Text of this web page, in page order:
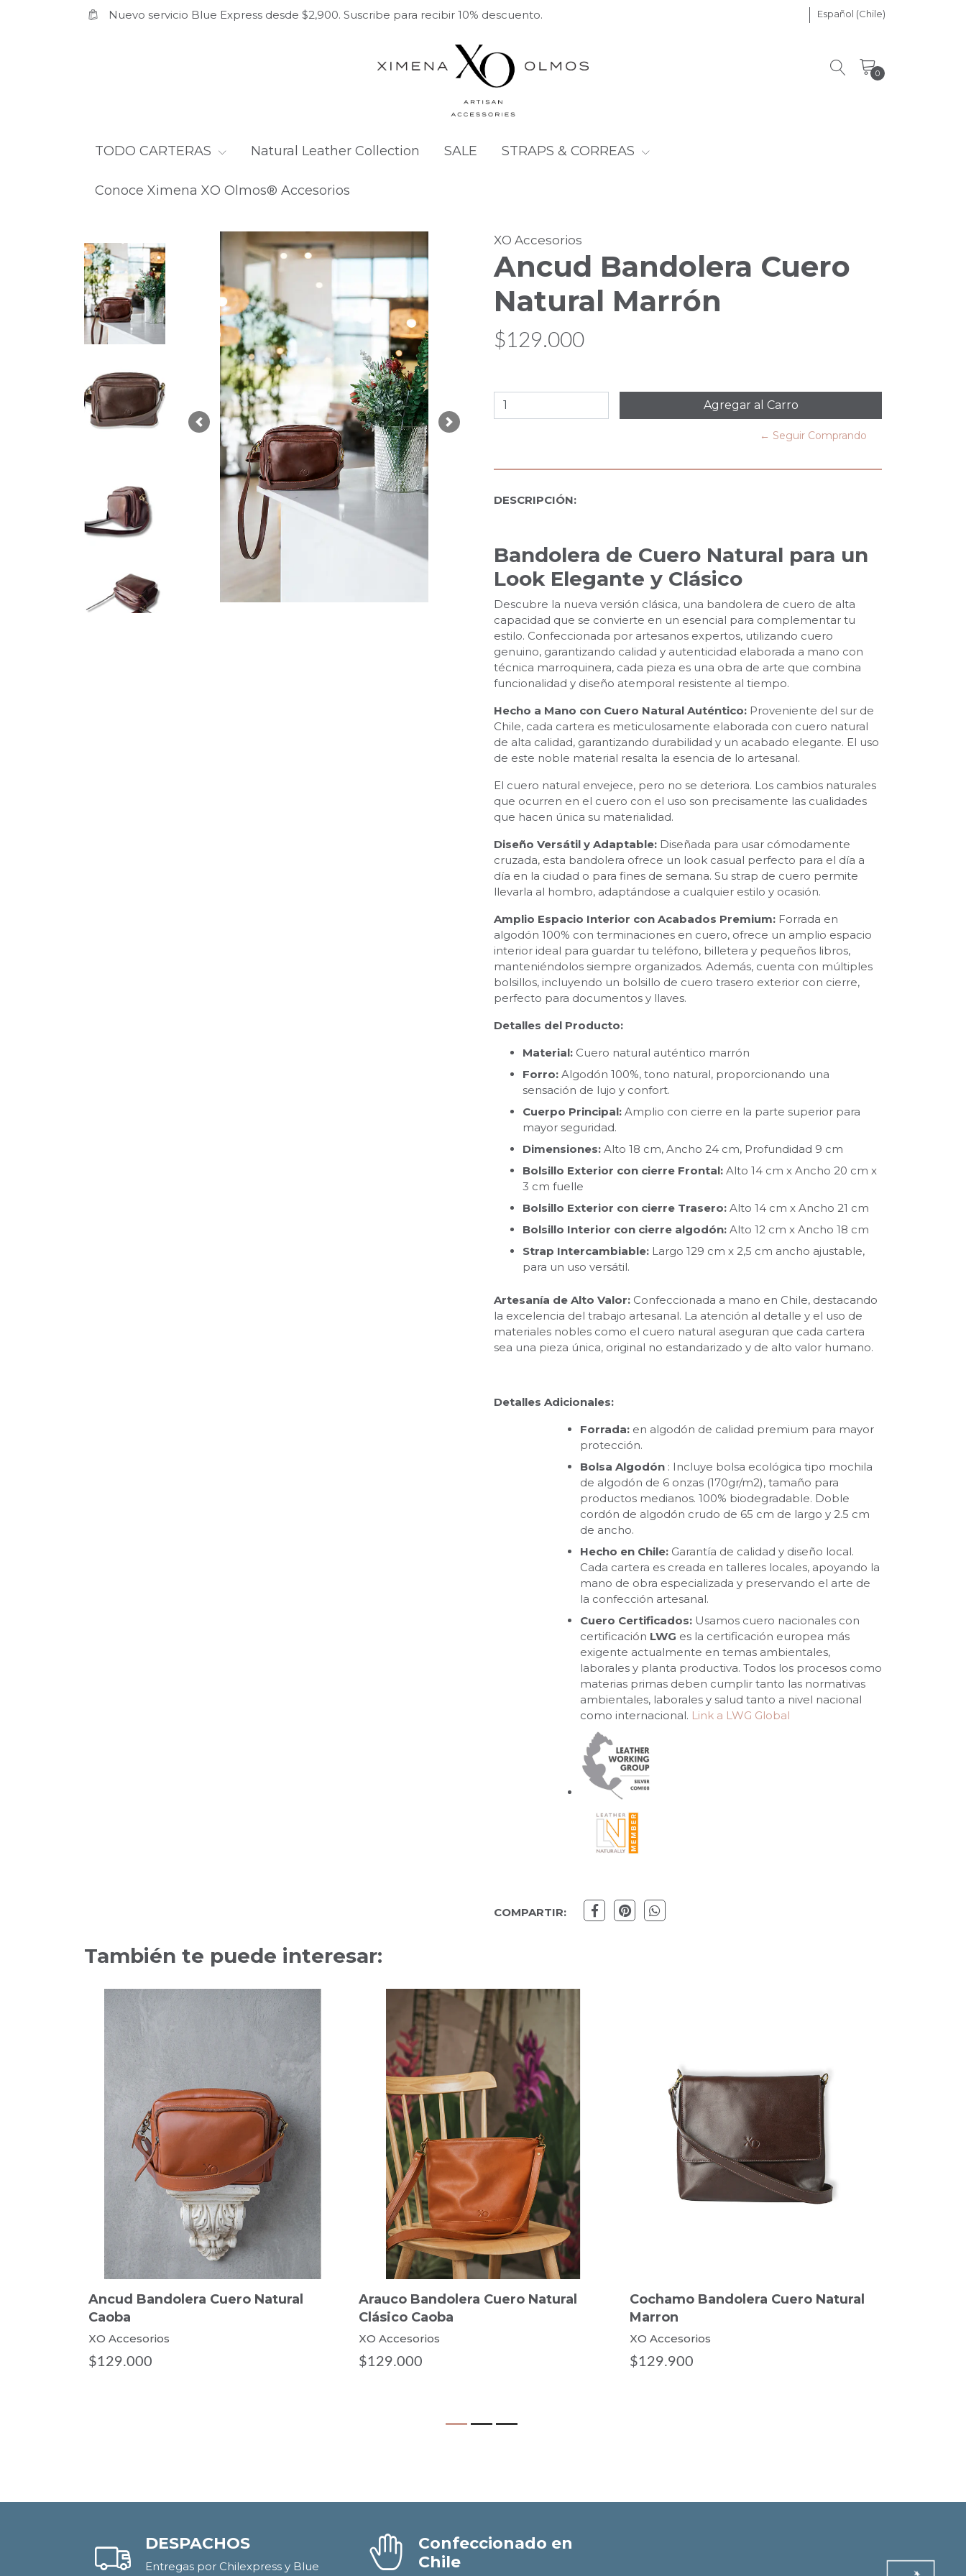
Nuevo servicio Blue Express desde $2,900. Suscribe para recibir 10% descuento. Español (Chile)
0
TODO CARTERAS Natural Leather Collection SALE STRAPS & CORREAS
Conoce Ximena XO Olmos® Accesorios
Previous Next
XO Accesorios
Ancud Bandolera Cuero
Natural Marrón
$129.000
← Seguir Comprando
DESCRIPCIÓN:
Bandolera de Cuero Natural para un
Look Elegante y Clásico
Descubre la nueva versión clásica, una bandolera de cuero de alta
capacidad que se convierte en un esencial para complementar tu
estilo. Confeccionada por artesanos expertos, utilizando cuero
genuino, garantizando calidad y autenticidad elaborada a mano con
técnica marroquinera, cada pieza es una obra de arte que combina
funcionalidad y diseño atemporal resistente al tiempo.
Hecho a Mano con Cuero Natural Auténtico: Proveniente del sur de
Chile, cada cartera es meticulosamente elaborada con cuero natural
de alta calidad, garantizando durabilidad y un acabado elegante. El uso
de este noble material resalta la esencia de lo artesanal.
El cuero natural envejece, pero no se deteriora. Los cambios naturales
que ocurren en el cuero con el uso son precisamente las cualidades
que hacen única su materialidad.
Diseño Versátil y Adaptable: Diseñada para usar cómodamente
cruzada, esta bandolera ofrece un look casual perfecto para el día a
día en la ciudad o para fines de semana. Su strap de cuero permite
llevarla al hombro, adaptándose a cualquier estilo y ocasión.
Amplio Espacio Interior con Acabados Premium: Forrada en
algodón 100% con terminaciones en cuero, ofrece un amplio espacio
interior ideal para guardar tu teléfono, billetera y pequeños libros,
manteniéndolos siempre organizados. Además, cuenta con múltiples
bolsillos, incluyendo un bolsillo de cuero trasero exterior con cierre,
perfecto para documentos y llaves.
Detalles del Producto:
Material: Cuero natural auténtico marrón
Forro: Algodón 100%, tono natural, proporcionando una
sensación de lujo y confort.
Cuerpo Principal: Amplio con cierre en la parte superior para
mayor seguridad.
Dimensiones: Alto 18 cm, Ancho 24 cm, Profundidad 9 cm
Bolsillo Exterior con cierre Frontal: Alto 14 cm x Ancho 20 cm x
3 cm fuelle
Bolsillo Exterior con cierre Trasero: Alto 14 cm x Ancho 21 cm
Bolsillo Interior con cierre algodón: Alto 12 cm x Ancho 18 cm
Strap Intercambiable: Largo 129 cm x 2,5 cm ancho ajustable,
para un uso versátil.
Artesanía de Alto Valor: Confeccionada a mano en Chile, destacando
la excelencia del trabajo artesanal. La atención al detalle y el uso de
materiales nobles como el cuero natural aseguran que cada cartera
sea una pieza única, original no estandarizado y de alto valor humano.
Detalles Adicionales:
Forrada: en algodón de calidad premium para mayor
protección.
Bolsa Algodón : Incluye bolsa ecológica tipo mochila
de algodón de 6 onzas (170gr/m2), tamaño para
productos medianos. 100% biodegradable. Doble
cordón de algodón crudo de 65 cm de largo y 2.5 cm
de ancho.
Hecho en Chile: Garantía de calidad y diseño local.
Cada cartera es creada en talleres locales, apoyando la
mano de obra especializada y preservando el arte de
la confección artesanal.
Cuero Certificados: Usamos cuero nacionales con
certificación LWG es la certificación europea más
exigente actualmente en temas ambientales,
laborales y planta productiva. Todos los procesos como
materias primas deben cumplir tanto las normativas
ambientales, laborales y salud tanto a nivel nacional
como internacional. Link a LWG Global
COMPARTIR:
También te puede interesar:
Ancud Bandolera Cuero Natural
Caoba
XO Accesorios
$129.000
Arauco Bandolera Cuero Natural
Clásico Caoba
XO Accesorios
$129.000
Cochamo Bandolera Cuero Natural
Marron
XO Accesorios
$129.900
DESPACHOS
Entregas por Chilexpress y Blue
Confeccionado en
Chile